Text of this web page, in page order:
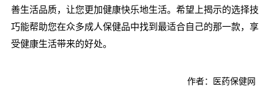
善生活品质，让您更加健康快乐地生活。希望上揭示的选择技
巧能帮助您在众多成人保健品中找到最适合自己的那一款，享
受健康生活带来的好处。
作者：医药保健网